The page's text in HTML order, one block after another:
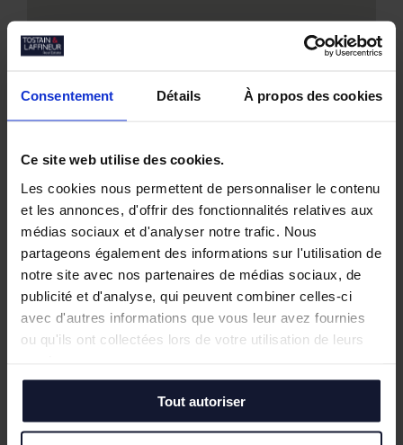
Consentement Détails À propos des cookies
Ce site web utilise des cookies.
Les cookies nous permettent de personnaliser le contenu
et les annonces, d'offrir des fonctionnalités relatives aux
médias sociaux et d'analyser notre trafic. Nous
partageons également des informations sur l'utilisation de
notre site avec nos partenaires de médias sociaux, de
publicité et d'analyse, qui peuvent combiner celles-ci
avec d'autres informations que vous leur avez fournies
ou qu'ils ont collectées lors de votre utilisation de leurs
Tout autoriser
Nos biens similaires